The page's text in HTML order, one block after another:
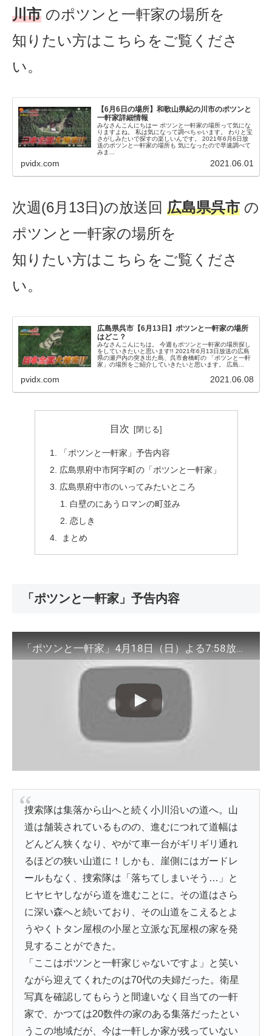
川市 のポツンと一軒家の場所を
知りたい方はこちらをご覧くださ
い。
【6月6日の場所】和歌山県紀の川市のポツンと
一軒家詳細情報
みなさんこんにちはー ポツンと一軒家の場所って気にな
りますよね。 私は気になって調べちゃいます。 わりと宝
さがしみたいで探すの楽しいんです。 2021年6月6日放
送のポツンと一軒家の場所も 気になったので早速調べて
みま...
pvidx.com 2021.06.01
次週(6月13日)の放送回 広島県呉市 の
ポツンと一軒家の場所を
知りたい方はこちらをご覧くださ
い。
広島県呉市【6月13日】ポツンと一軒家の場所
はどこ？
みなさんこんにちは。 今週もポツンと一軒家の場所探し
をしていきたいと思います!! 2021年6月13日放送の広島
県の瀬戸内の突き出た島、呉市倉橋町の 「ポツンと一軒
家」の場所をご紹介していきたいと思います。 広島...
pvidx.com 2021.06.08
目次
「ポツンと一軒家」予告内容
広島県府中市阿字町の「ポツンと一軒家」
広島県府中市のいってみたいところ
白壁のにあうロマンの町並み
恋しき
まとめ
「ポツンと一軒家」予告内容
「ポツンと一軒家」4月18日（日）よる7:58放送！
捜索隊は集落から山へと続く小川沿いの道へ。山
道は舗装されているものの、進むにつれて道幅は
どんどん狭くなり、やがて車一台がギリギリ通れ
るほどの狭い山道に！しかも、崖側にはガードレ
ールもなく、捜索隊は「落ちてしまいそう…」と
ヒヤヒヤしながら道を進むことに。その道はさら
に深い森へと続いており、その山道をこえるとよ
うやくトタン屋根の小屋と立派な瓦屋根の家を発
見することができた。
「ここはポツンと一軒家じゃないですよ」と笑い
ながら迎えてくれたのは70代の夫婦だった。衛星
写真を確認してもらうと間違いなく目当ての一軒
家で、かつては20数件の家のある集落だったとい
うこの地域だが、今は一軒しか家が残っていない